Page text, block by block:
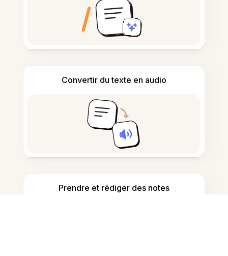
Convertir du texte en audio
Prendre et rédiger des notes